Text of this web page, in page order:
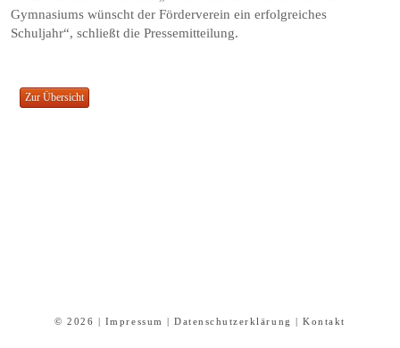
Gymnasiums wünscht der Förderverein ein erfolgreiches
Schuljahr“, schließt die Pressemitteilung.
© 2026 | Impressum |Datenschutzerklärung |Kontakt